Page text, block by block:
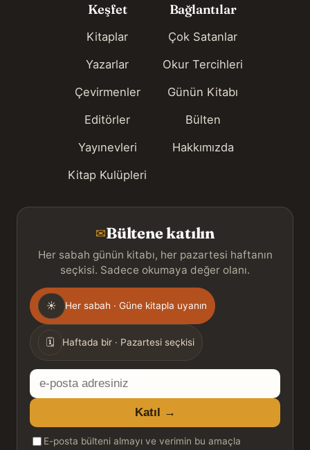
Keşfet
Kitaplar
Yazarlar
Çevirmenler
Editörler
Yayınevleri
Kitap Kulüpleri
Bağlantılar
Çok Satanlar
Okur Tercihleri
Günün Kitabı
Bülten
Hakkımızda
✉Bültene katılın
Her sabah günün kitabı, her pazartesi haftanın
seçkisi. Sadece okumaya değer olanı.
Gönderim
sıklığı
☀ Her sabah · Güne kitapla uyanın
🗓 Haftada bir · Pazartesi seçkisi
E-
posta
adresiniz
Katıl →
E-posta bülteni almayı ve verimin bu amaçla